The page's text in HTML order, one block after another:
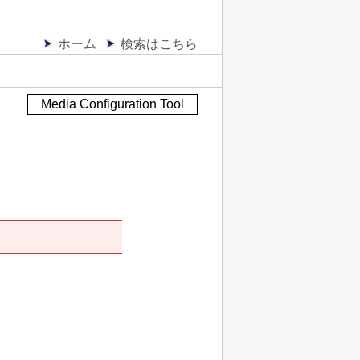
ホーム
検索はこちら
Media Configuration Tool